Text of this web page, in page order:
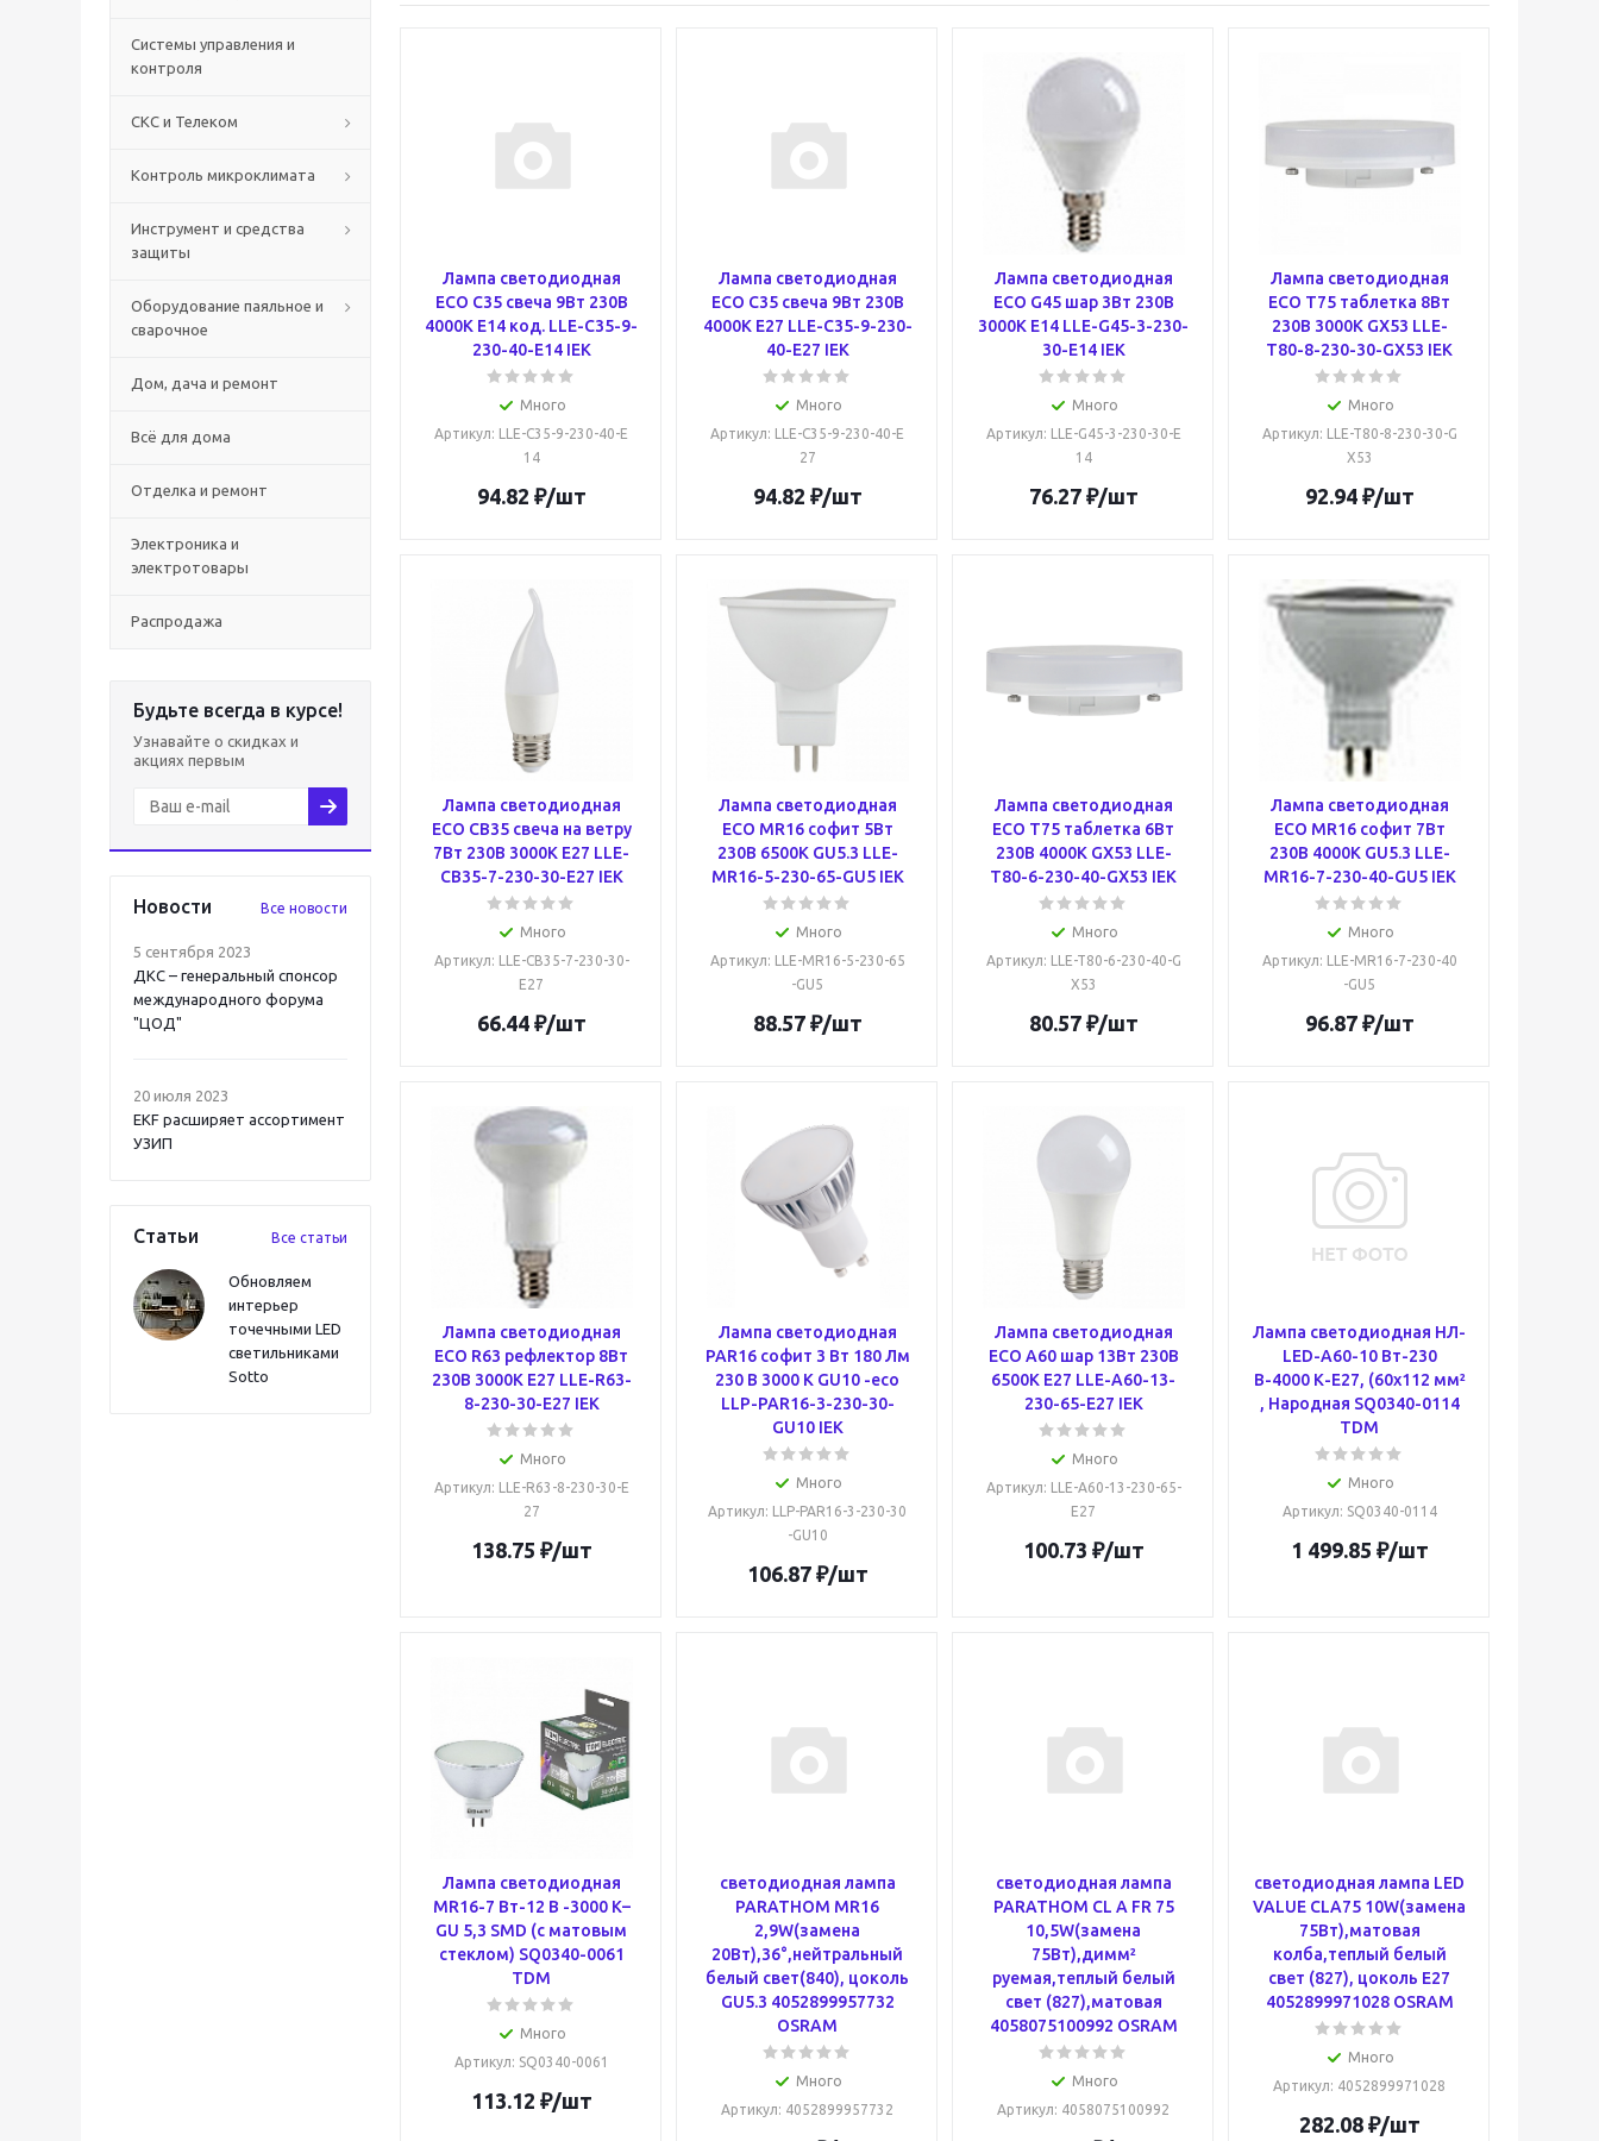
Системы управления и
контроля
СКС и Телеком
Контроль микроклимата
Инструмент и средства
защиты
Оборудование паяльное и
сварочное
Дом, дача и ремонт
Всё для дома
Отделка и ремонт
Электроника и
электротовары
Распродажа
Будьте всегда в курсе!
Узнавайте о скидках и
акциях первым
Новости Все новости
5 сентября 2023
ДКС – генеральный спонсор
международного форума
"ЦОД"
20 июля 2023
EKF расширяет ассортимент
УЗИП
Статьи Все статьи
Обновляем
интерьер
точечными LED
светильниками
Sotto
Лампа светодиодная
ECO C35 свеча 9Вт 230В
4000К E14 код. LLE-C35-9-
230-40-E14 IEK
Много
Артикул: LLE-C35-9-230-40-E
14
94.82 ₽/шт
Лампа светодиодная
ECO C35 свеча 9Вт 230В
4000К E27 LLE-C35-9-230-
40-E27 IEK
Много
Артикул: LLE-C35-9-230-40-E
27
94.82 ₽/шт
Лампа светодиодная
ECO G45 шар 3Вт 230В
3000К E14 LLE-G45-3-230-
30-E14 IEK
Много
Артикул: LLE-G45-3-230-30-E
14
76.27₽/шт
Лампа светодиодная
ECO T75 таблетка 8Вт
230В 3000К GX53 LLE-
T80-8-230-30-GX53 IEK
Много
Артикул: LLE-T80-8-230-30-G
X53
92.94₽/шт
Лампа светодиодная
ECO CB35 свеча на ветру
7Вт 230В 3000К E27 LLE-
CB35-7-230-30-E27 IEK
Много
Артикул: LLE-CB35-7-230-30-
E27
66.44₽/шт
Лампа светодиодная
ECO MR16 софит 5Вт
230В 6500К GU5.3 LLE-
MR16-5-230-65-GU5 IEK
Много
Артикул: LLE-MR16-5-230-65
-GU5
88.57₽/шт
Лампа светодиодная
ECO T75 таблетка 6Вт
230В 4000К GX53 LLE-
T80-6-230-40-GX53 IEK
Много
Артикул: LLE-T80-6-230-40-G
X53
80.57₽/шт
Лампа светодиодная
ECO MR16 софит 7Вт
230В 4000К GU5.3 LLE-
MR16-7-230-40-GU5 IEK
Много
Артикул: LLE-MR16-7-230-40
-GU5
96.87₽/шт
Лампа светодиодная
ECO R63 рефлектор 8Вт
230В 3000К E27 LLE-R63-
8-230-30-E27 IEK
Много
Артикул: LLE-R63-8-230-30-E
27
138.75 ₽/шт
Лампа светодиодная
PAR16 софит 3 Вт 180 Лм
230 В 3000 К GU10 -eco
LLP-PAR16-3-230-30-
GU10 IEK
Много
Артикул: LLP-PAR16-3-230-30
-GU10
106.87₽/шт
Лампа светодиодная
ECO A60 шар 13Вт 230В
6500К E27 LLE-A60-13-
230-65-E27 IEK
Много
Артикул: LLE-A60-13-230-65-
E27
100.73 ₽/шт
Лампа светодиодная НЛ-
LED-A60-10 Вт-230
В-4000 К-Е27, (60х112 мм²
, Народная SQ0340-0114
TDM
Много
Артикул: SQ0340-0114
1 499.85 ₽/шт
Лампа светодиодная
MR16-7 Вт-12 В -3000 К–
GU 5,3 SMD (с матовым
стеклом) SQ0340-0061
TDM
Много
Артикул: SQ0340-0061
113.12 ₽/шт
светодиодная лампа
PARATHOM MR16
2,9W(замена
20Вт),36°,нейтральный
белый свет(840), цоколь
GU5.3 4052899957732
OSRAM
Много
Артикул: 4052899957732
светодиодная лампа
PARATHOM CL A FR 75
10,5W(замена
75Вт),димм²
руемая,теплый белый
свет (827),матовая
4058075100992 OSRAM
Много
Артикул: 4058075100992
светодиодная лампа LED
VALUE CLA75 10W(замена
75Вт),матовая
колба,теплый белый
свет (827), цоколь E27
4052899971028 OSRAM
Много
Артикул: 4052899971028
282.08₽/шт